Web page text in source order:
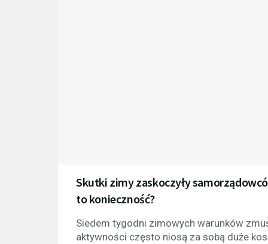
Skutki zimy zaskoczyły
to konieczność?
Siedem tygodni zimowych warunków
aktywności często niosą za sobą duże